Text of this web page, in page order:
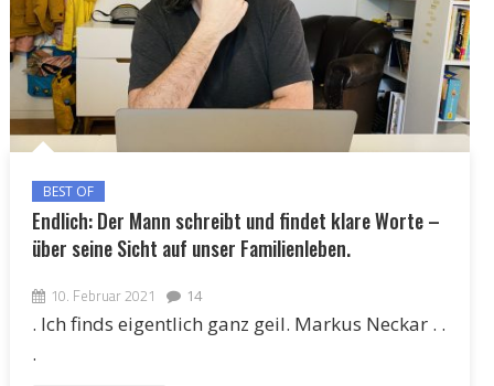
BEST OF
Endlich: Der Mann schreibt und findet klare Worte –
über seine Sicht auf unser Familienleben.
10. Februar 2021 14
. Ich finds eigentlich ganz geil. Markus Neckar . .
.